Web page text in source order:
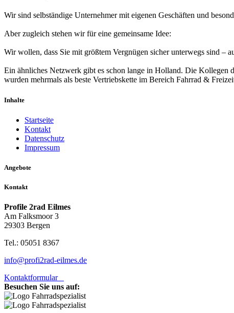
Wir sind selbständige Unternehmer mit eigenen Geschäften und
Aber zugleich stehen wir für eine gemeinsame Idee:
Wir wollen, dass Sie mit größtem Vergnügen sicher unterwegs sind –
Ein ähnliches Netzwerk gibt es schon lange in Holland. Die Kollegen
wurden mehrmals als beste Vertriebskette im Bereich Fahrrad &
Inhalte
Startseite
Kontakt
Datenschutz
Impressum
Angebote
Kontakt
Profile 2rad Eilmes
Am Falksmoor 3
29303 Bergen
Tel.: 05051 8367
info@profi2rad-eilmes.de
Kontaktformular
Besuchen Sie uns auf: